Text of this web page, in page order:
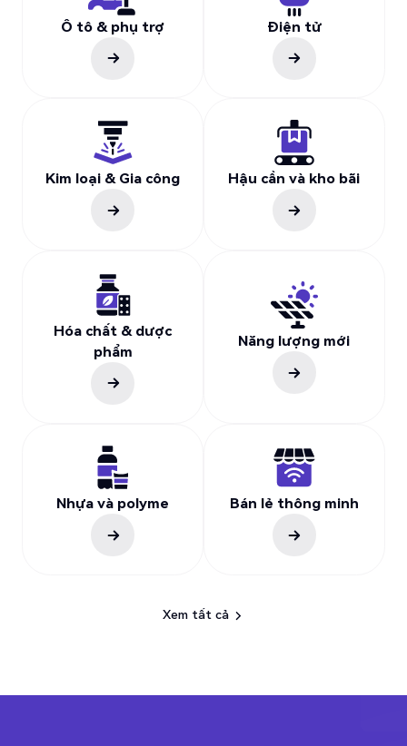
Ô tô & phụ trợ Điện tử
Kim loại & Gia công Hậu cần và kho bãi
Hóa chất & dược
phẩm
Năng lượng mới
Nhựa và polyme Bán lẻ thông minh
Xem tất cả